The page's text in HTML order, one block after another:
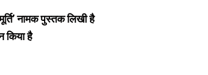
नामक पुस्तक लिखी है
किया है